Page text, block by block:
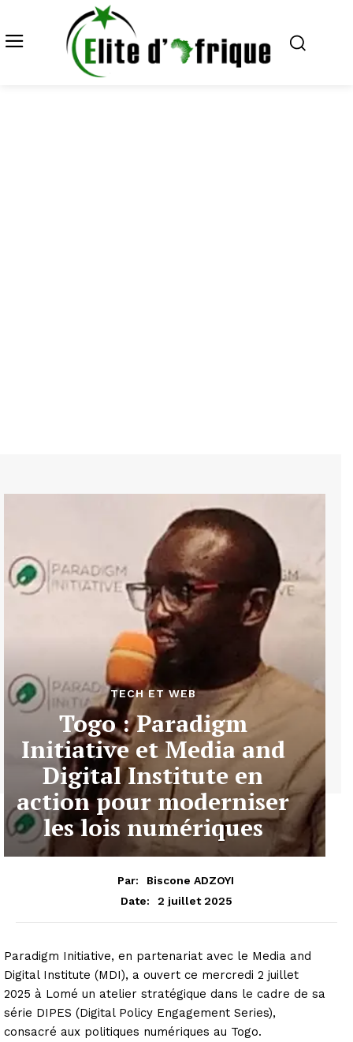
TECH ET WEB
Togo : Paradigm
Initiative et Media and
Digital Institute en
action pour moderniser
les lois numériques
Par:
Biscone ADZOYI
Date:
2 juillet 2025
Paradigm Initiative, en partenariat avec le Media and
Digital Institute (MDI), a ouvert ce mercredi 2 juillet
2025 à Lomé un atelier stratégique dans le cadre de sa
série DIPES (Digital Policy Engagement Series),
consacré aux politiques numériques au Togo.